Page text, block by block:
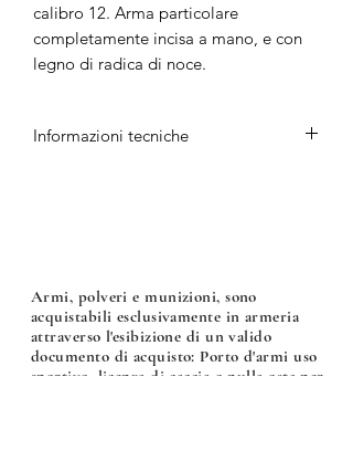
calibro 12. Arma particolare
completamente incisa a mano, e con
legno di radica di noce.
Informazioni tecniche
Lunghezza Canne: 70,5 cm
Strozzatori: 3/2 (***/**)
Foratura DX: 18,3
Foratura SX: 18,3
Armi, polveri e munizioni, sono
acquistabili esclusivamente in armeria
attraverso l'esibizione di un valido
documento di acquisto: Porto d'armi uso
sportivo, licenza di caccia o nulla osta per